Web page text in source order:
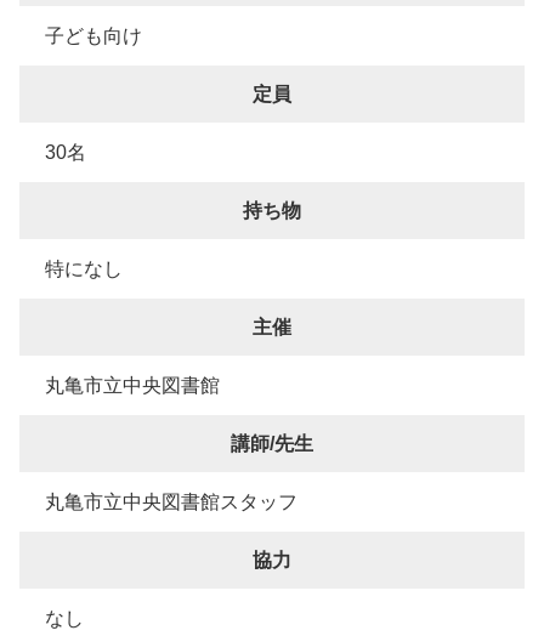
子ども向け
定員
30名
持ち物
特になし
主催
丸亀市立中央図書館
講師/先生
丸亀市立中央図書館スタッフ
協力
なし